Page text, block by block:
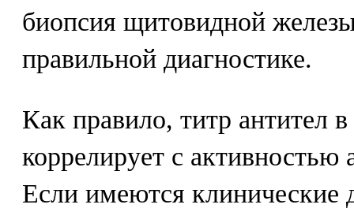
биопсия щитовидной
правильной диагностике.
Как правило, титр антител
коррелирует с активностью
Если имеются клинические